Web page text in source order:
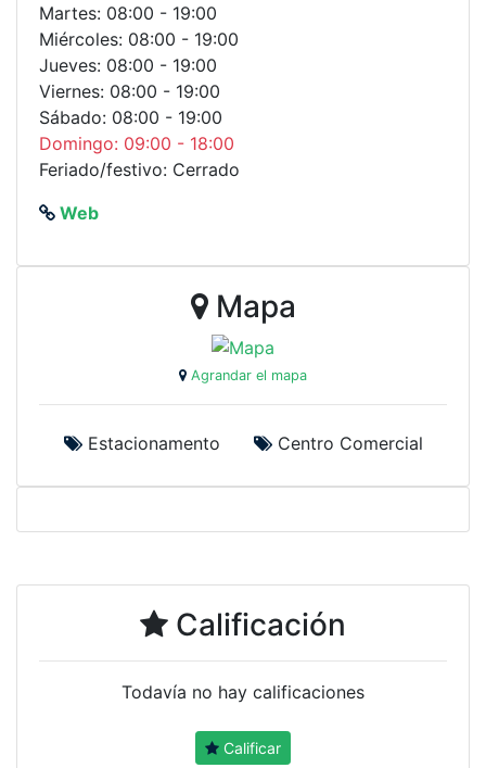
Martes: 08:00 - 19:00
Miércoles: 08:00 - 19:00
Jueves: 08:00 - 19:00
Viernes: 08:00 - 19:00
Sábado: 08:00 - 19:00
Domingo: 09:00 - 18:00
Feriado/festivo: Cerrado
Web
Mapa
Agrandar el mapa
Estacionamento Centro Comercial
Calificación
Todavía no hay calificaciones
Calificar